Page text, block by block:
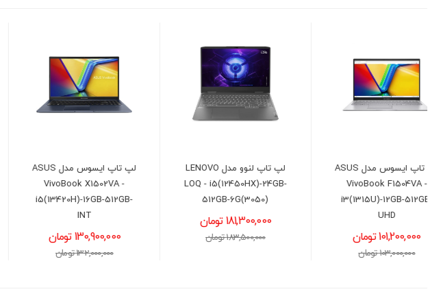
لپ تاپ لنوو مدل LENOVO
LOQ - i5(12450HX)-24GB-
512GB-6G(3050)
181,300,000 تومان
183,500,000 تومان
لپ تاپ ایسوس مدل ASUS
VivoBook X1502VA -
i5(13420H)-16GB-512GB-
INT
130,900,000 تومان
کول پد کولرمستر مدل Cooler
Master U2 PLUS
4,200,000 تومان